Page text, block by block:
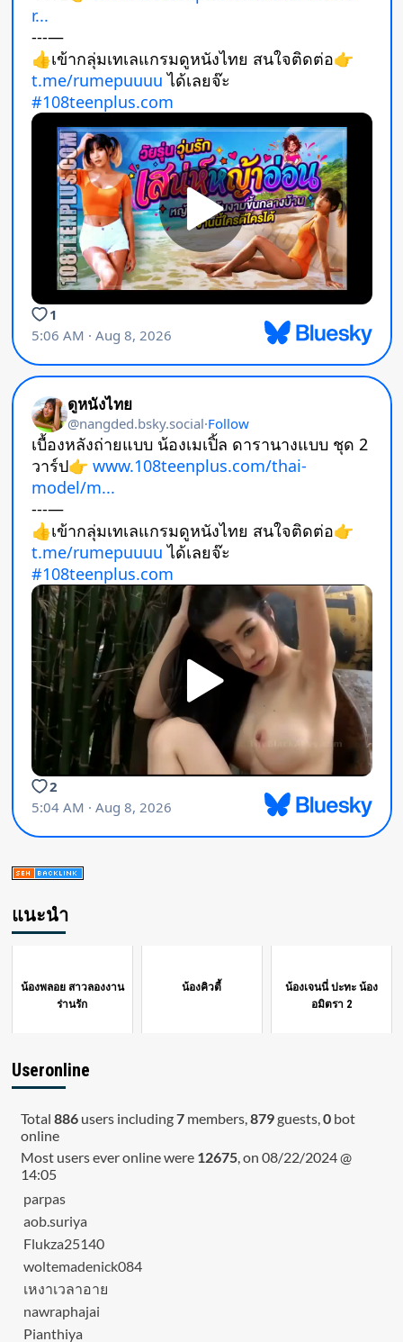
แนะนำ
น้องพลอย สาวลองงาน
ร่านรัก
น้องคิวตี้
น้องเจนนี่ ปะทะ น้อง
อมิตรา 2
Useronline
Total 886users including7members,879guests,0bot
online
Most users ever online were 12675, on 08/22/2024 @
14:05
parpas
aob.suriya
Flukza25140
woltemadenick084
เหงาเวลาอาย
nawraphajai
Pianthiya